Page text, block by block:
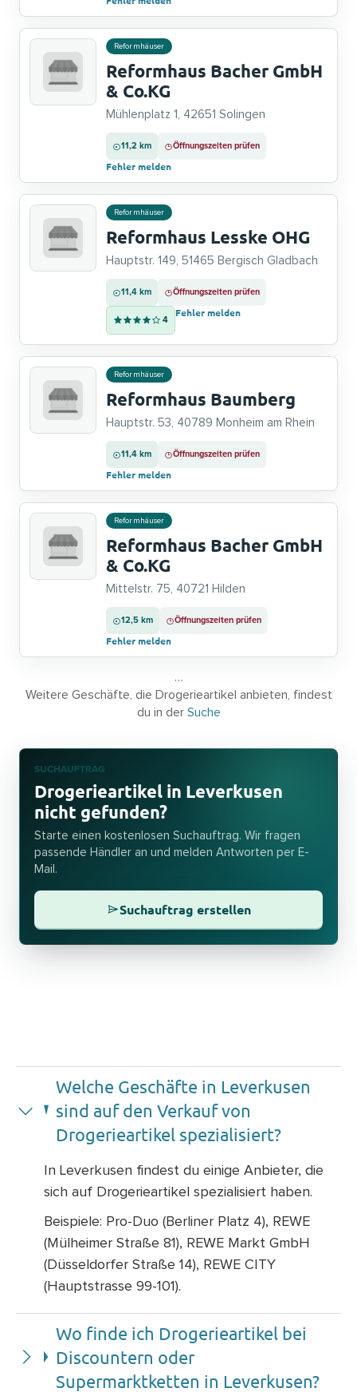
Reformhäuser
Reformhaus Bacher GmbH
& Co.KG
Mühlenplatz 1, 42651 Solingen
11,2 km Öffnungszeiten prüfen
Fehler melden
Reformhäuser
Reformhaus Lesske OHG
Hauptstr. 149, 51465 Bergisch Gladbach
11,4 km Öffnungszeiten prüfen
4
Fehler melden
Reformhäuser
Reformhaus Baumberg
Hauptstr. 53, 40789 Monheim am Rhein
11,4 km Öffnungszeiten prüfen
Fehler melden
Reformhäuser
Reformhaus Bacher GmbH
& Co.KG
Mittelstr. 75, 40721 Hilden
12,5 km Öffnungszeiten prüfen
Fehler melden
…
Weitere Geschäfte, die Drogerieartikel anbieten, findest
du in der Suche
SUCHAUFTRAG
Drogerieartikel in Leverkusen
nicht gefunden?
Starte einen kostenlosen Suchauftrag. Wir fragen
passende Händler an und melden Antworten per E-
Mail.
Suchauftrag erstellen
Welche Geschäfte in Leverkusen
sind auf den Verkauf von
Drogerieartikel spezialisiert?
In Leverkusen findest du einige Anbieter, die
sich auf Drogerieartikel spezialisiert haben.
Beispiele: Pro-Duo (Berliner Platz 4), REWE
(Mülheimer Straße 81), REWE Markt GmbH
(Düsseldorfer Straße 14), REWE CITY
(Hauptstrasse 99-101).
Wo finde ich Drogerieartikel bei
Discountern oder
Supermarktketten in Leverkusen?